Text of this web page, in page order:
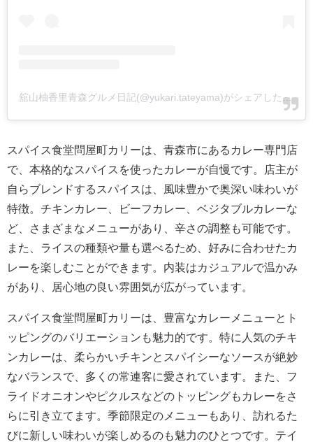
舘山柚香里青森グルメ日記(@yukari.tateyama)がシェアした投稿
スパイス食堂問屋町カリーは、青森市にあるカレー専門店
で、本格的なスパイスを使ったカレーが自慢です。店主が
自らブレンドするスパイスは、風味豊かで奥深い味わいが
特徴。チキンカレー、ビーフカレー、ベジタブルカレーな
ど、さまざまなメニューがあり、辛さの調整も可能です。
また、ライスの種類や量も選べるため、好みに合わせたカ
レーを楽しむことができます。内装はカジュアルで温かみ
があり、居心地の良い雰囲気が広がっています。
スパイス食堂問屋町カリーは、豊富なカレーメニューとト
ッピングのバリエーションも魅力的です。特に人気のチキ
ンカレーは、柔らかいチキンとスパイシーなソースが絶妙
なバランスで、多くの常連客に愛されています。また、フ
ライドオニオンやピクルスなどのトッピングもカレーをさ
らに引き立てます。季節限定のメニューもあり、訪れるた
びに新しい味わいが楽しめるのも魅力のひとつです。テイ